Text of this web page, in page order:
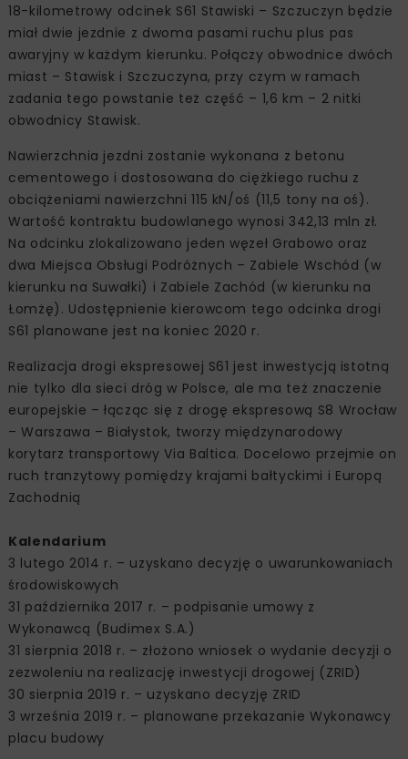
18-kilometrowy odcinek S61 Stawiski – Szczuczyn będzie
miał dwie jezdnie z dwoma pasami ruchu plus pas
awaryjny w każdym kierunku. Połączy obwodnice dwóch
miast – Stawisk i Szczuczyna, przy czym w ramach
zadania tego powstanie też część – 1,6 km – 2 nitki
obwodnicy Stawisk.
Nawierzchnia jezdni zostanie wykonana z betonu
cementowego i dostosowana do ciężkiego ruchu z
obciążeniami nawierzchni 115 kN/oś (11,5 tony na oś).
Wartość kontraktu budowlanego wynosi 342,13 mln zł.
Na odcinku zlokalizowano jeden węzeł Grabowo oraz
dwa Miejsca Obsługi Podróżnych – Zabiele Wschód (w
kierunku na Suwałki) i Zabiele Zachód (w kierunku na
Łomżę). Udostępnienie kierowcom tego odcinka drogi
S61 planowane jest na koniec 2020 r.
Realizacja drogi ekspresowej S61 jest inwestycją istotną
nie tylko dla sieci dróg w Polsce, ale ma też znaczenie
europejskie – łącząc się z drogę ekspresową S8 Wrocław
– Warszawa – Białystok, tworzy międzynarodowy
korytarz transportowy Via Baltica. Docelowo przejmie on
ruch tranzytowy pomiędzy krajami bałtyckimi i Europą
Zachodnią
Kalendarium
3 lutego 2014 r. – uzyskano decyzję o uwarunkowaniach
środowiskowych
31 października 2017 r. – podpisanie umowy z
Wykonawcą (Budimex S.A.)
31 sierpnia 2018 r. – złożono wniosek o wydanie decyzji o
zezwoleniu na realizację inwestycji drogowej (ZRID)
30 sierpnia 2019 r. – uzyskano decyzję ZRID
3 września 2019 r. – planowane przekazanie Wykonawcy
placu budowy